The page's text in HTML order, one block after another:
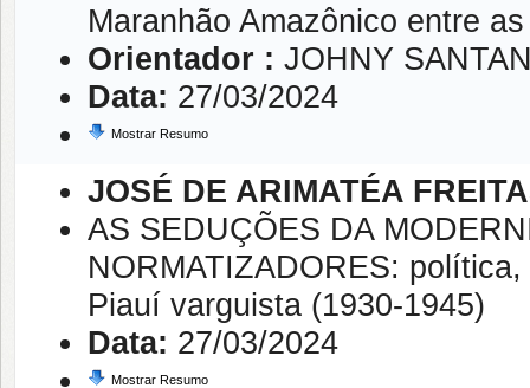
Maranhão Amazônico entre
Orientador : JOHNY
Data: 27/03/2024
Mostrar Resumo
JOSÉ DE ARIMATÉA
AS SEDUÇÕES DA
NORMATIZADORES:
Piauí varguista (1930-1945)
Data: 27/03/2024
Mostrar Resumo